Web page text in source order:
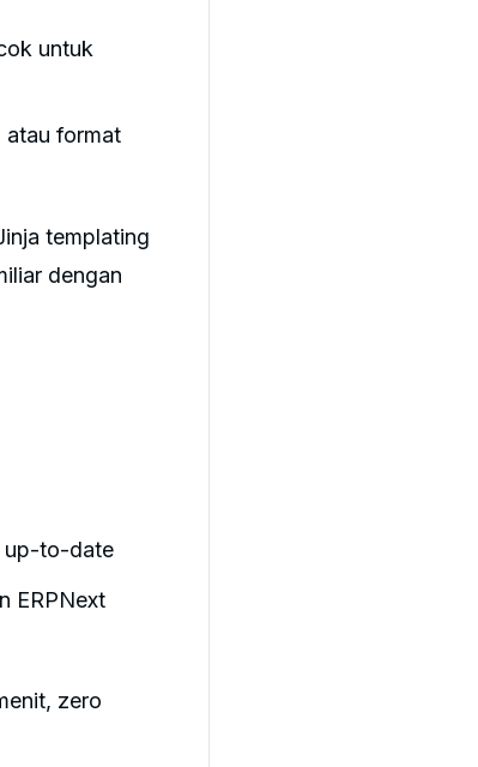
untuk
atau format
templating
dengan
up-to-date
ERPNext
zero